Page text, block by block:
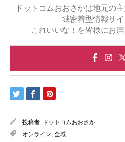
ドットコムおおさかは地元の
域密着型情報サイ
これいいな！を皆様にお届
投稿者: ドットコムおおさか
オンライン 全域